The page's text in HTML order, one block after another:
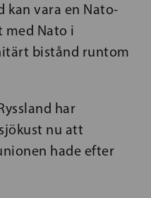
kan vara en Nato-
med Nato i
bistånd runtom
har
nu att
hade efter